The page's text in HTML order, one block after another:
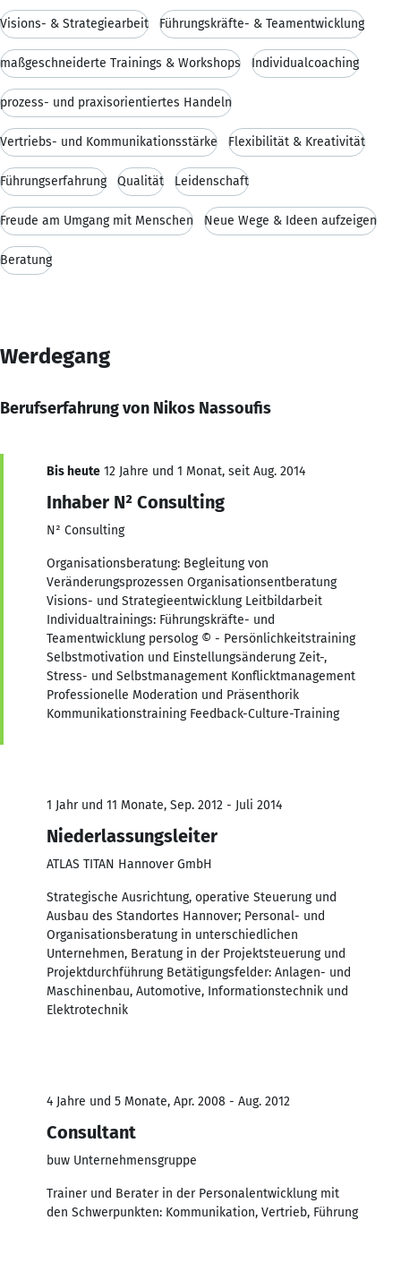
Visions- & Strategiearbeit Führungskräfte- & Teamentwicklung
maßgeschneiderte Trainings & Workshops Individualcoaching
prozess- und praxisorientiertes Handeln
Vertriebs- und Kommunikationsstärke Flexibilität & Kreativität
Führungserfahrung Qualität Leidenschaft
Freude am Umgang mit Menschen Neue Wege & Ideen aufzeigen
Beratung
Werdegang
Berufserfahrung von Nikos Nassoufis
Bis heute 12 Jahre und 1 Monat, seit Aug. 2014
Inhaber N² Consulting
N² Consulting
Organisationsberatung: Begleitung von
Veränderungsprozessen Organisationsentberatung
Visions- und Strategieentwicklung Leitbildarbeit
Individualtrainings: Führungskräfte- und
Teamentwicklung persolog © - Persönlichkeitstraining
Selbstmotivation und Einstellungsänderung Zeit-,
Stress- und Selbstmanagement Konflicktmanagement
Professionelle Moderation und Präsenthorik
Kommunikationstraining Feedback-Culture-Training
1 Jahr und 11 Monate, Sep. 2012 - Juli 2014
Niederlassungsleiter
ATLAS TITAN Hannover GmbH
Strategische Ausrichtung, operative Steuerung und
Ausbau des Standortes Hannover; Personal- und
Organisationsberatung in unterschiedlichen
Unternehmen, Beratung in der Projektsteuerung und
Projektdurchführung Betätigungsfelder: Anlagen- und
Maschinenbau, Automotive, Informationstechnik und
Elektrotechnik
4 Jahre und 5 Monate, Apr. 2008 - Aug. 2012
Consultant
buw Unternehmensgruppe
Trainer und Berater in der Personalentwicklung mit
den Schwerpunkten: Kommunikation, Vertrieb, Führung